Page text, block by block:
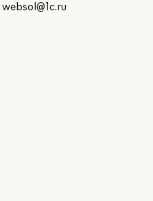
websol@1c.ru